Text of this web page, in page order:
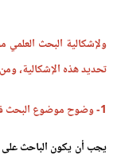
ولإشكالية البحث
تحديد هذه الإشكالية،
1- وضوح موضوع البحث في ذهن الباحث:
يجب أن يكون الباحث على